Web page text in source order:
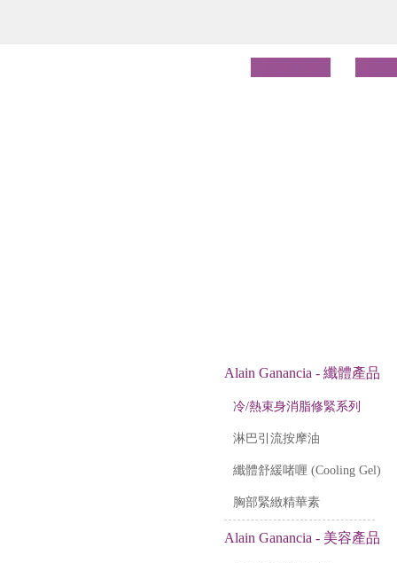
Alain Ganancia - 纖體產品
冷/熱束身消脂修緊系列
淋巴引流按摩油
纖體舒緩啫喱 (Cooling Gel)
胸部緊緻精華素
Alain Ganancia - 美容產品